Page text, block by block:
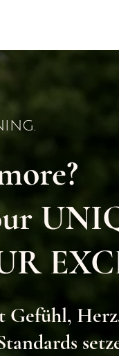
Gefühl,